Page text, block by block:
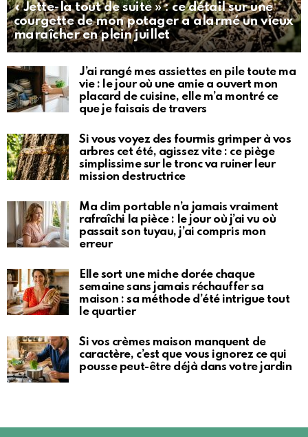
« Jette-la tout de suite » : ce détail sur une
courgette de mon potager a alarmé un vieux
maraîcher en plein juillet
J’ai rangé mes assiettes en pile toute ma
vie : le jour où une amie a ouvert mon
placard de cuisine, elle m’a montré ce
que je faisais de travers
Si vous voyez des fourmis grimper à vos
arbres cet été, agissez vite : ce piège
simplissime sur le tronc va ruiner leur
mission destructrice
Ma clim portable n’a jamais vraiment
rafraîchi la pièce : le jour où j’ai vu où
passait son tuyau, j’ai compris mon
erreur
Elle sort une miche dorée chaque
semaine sans jamais réchauffer sa
maison : sa méthode d’été intrigue tout
le quartier
Si vos crèmes maison manquent de
caractère, c’est que vous ignorez ce qui
pousse peut-être déjà dans votre jardin